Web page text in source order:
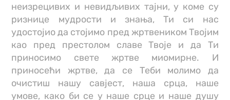
неизрецивих и невидљивих тајни, у коме су
ризнице мудрости и знања, Ти си нас
удостојио да стојимо пред жртвеником Твојим
као пред престолом славе Твоје и да Ти
приносимо свете жртве миомирне. И
приносећи жртве, да се Теби молимо да
очистиш нашу савјест, наша срца, наше
умове, како би се у наше срце и наше душу